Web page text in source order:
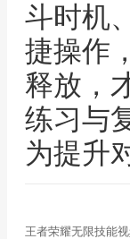
斗时机
捷操作
释放，
练习与
为提升
王者荣耀无限技能